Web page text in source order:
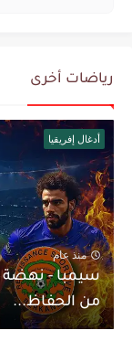
رياضات أخرى
أدغال إفريقيا
منذ عام
سيمبا - نهضة
من الحفاظ...